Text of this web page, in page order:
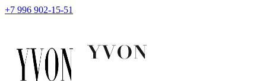
+7 996 902-15-51